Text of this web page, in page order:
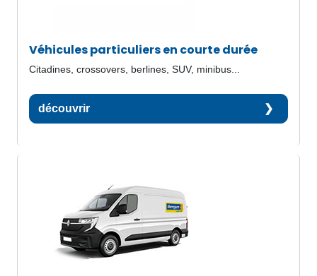
Véhicules particuliers en courte durée
Citadines, crossovers, berlines, SUV, minibus...
découvrir